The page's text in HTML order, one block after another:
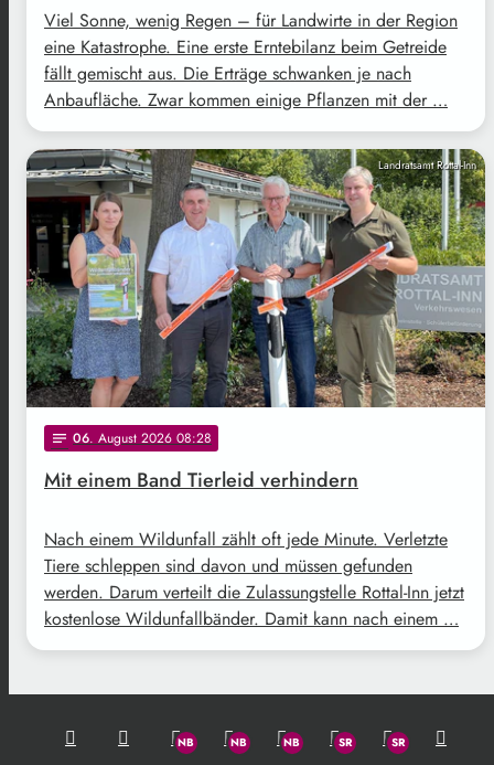
Viel Sonne, wenig Regen – für Landwirte in der Region
eine Katastrophe. Eine erste Erntebilanz beim Getreide
fällt gemischt aus. Die Erträge schwanken je nach
Anbaufläche. Zwar kommen einige Pflanzen mit der …
Landratsamt Rottal-Inn
notes 06. August 2026 08:28
Mit einem Band Tierleid verhindern
Nach einem Wildunfall zählt oft jede Minute. Verletzte
Tiere schleppen sind davon und müssen gefunden
werden. Darum verteilt die Zulassungstelle Rottal-Inn jetzt
kostenlose Wildunfallbänder. Damit kann nach einem …